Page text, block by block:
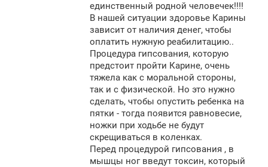
единственный родной человечек!!!!
В нашей ситуации здоровье Карины
зависит от наличия денег, чтобы
оплатить нужную реабилитацию..
Процедура гипсования, которую
предстоит пройти Карине, очень
тяжела как с моральной стороны,
так и с физической. Но это нужно
сделать, чтобы опустить ребенка на
пятки - тогда появится равновесие,
ножки при ходьбе не будут
скрещиваться в коленках.
Перед процедурой гипсования , в
мышцы ног введут токсин, который